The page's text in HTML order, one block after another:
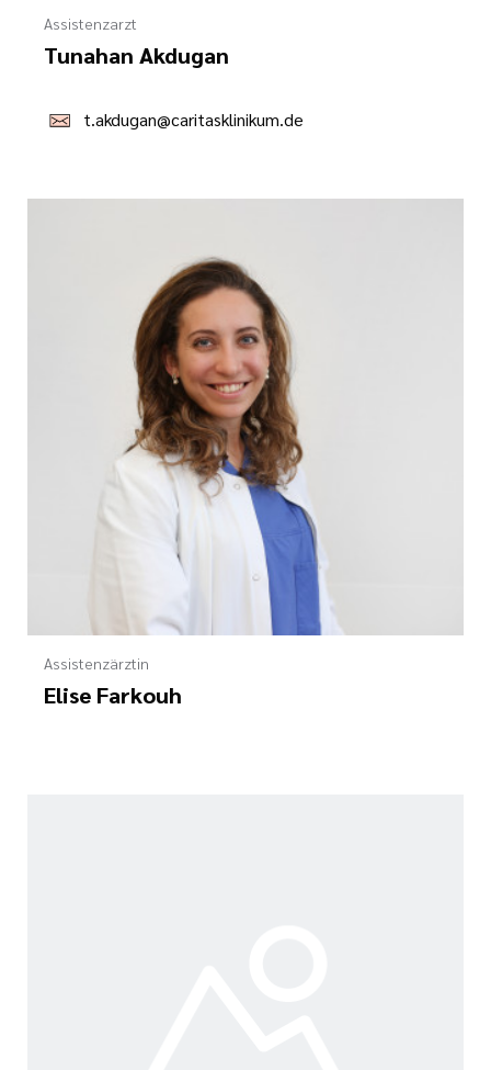
Assistenzarzt
Tunahan Akdugan
t.akdugan@caritasklinikum.de
Assistenzärztin
Elise Farkouh